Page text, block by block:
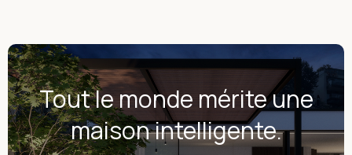
Tout le monde mérite une
maison intelligente.